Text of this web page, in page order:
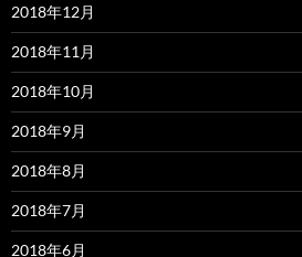
2018年12月
2018年11月
2018年10月
2018年9月
2018年8月
2018年7月
2018年6月